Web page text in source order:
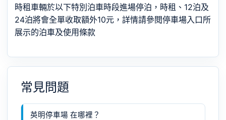
時租車輛於以下特別泊車時段進場停泊，時租、12泊及
24泊將會全單收取額外10元，詳情請參閱停車場入口所
展示的泊車及使用條款
常見問題
英明停車場 在哪裡？